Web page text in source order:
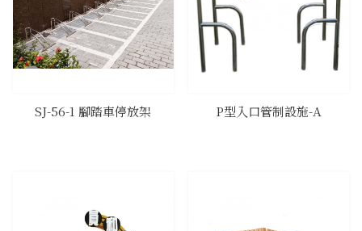
​SJ-56-1 腳踏車停放架 P型入口管制設施-A